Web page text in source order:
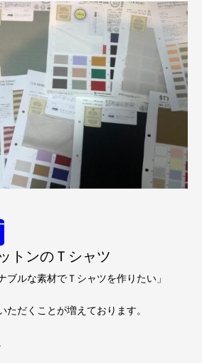
トンのＴシャツ
ブルな素材でＴシャツを作りたい」
ただくことが増えております。